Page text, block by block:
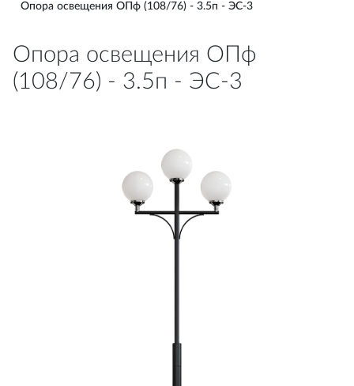
Опора освещения ОПф (108/76) - 3.5п - ЭС-3
Опора освещения ОПф
(108/76) - 3.5п - ЭС-3